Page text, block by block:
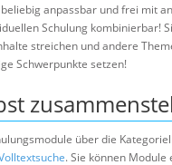
anpassbar und frei mit
Schulung kombinierbar!
streichen und andere
Schwerpunkte setzen!
über die
. Sie können Module